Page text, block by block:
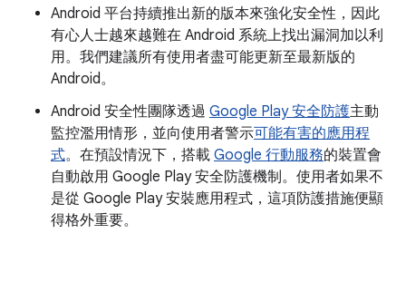
Android 平台持續推出新的版本來強化安全性，因此
有心人士越來越難在 Android 系統上找出漏洞加以利
用。我們建議所有使用者盡可能更新至最新版的
Android。
Android 安全性團隊透過 Google Play 安全防護主動
監控濫用情形，並向使用者警示可能有害的應用程
式。在預設情況下，搭載 Google 行動服務的裝置會
自動啟用 Google Play 安全防護機制。使用者如果不
是從 Google Play 安裝應用程式，這項防護措施便顯
得格外重要。